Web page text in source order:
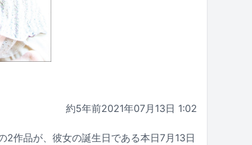
約5年前2021年07月13日 1:02
作品が、彼女の誕生日である本日7月13日